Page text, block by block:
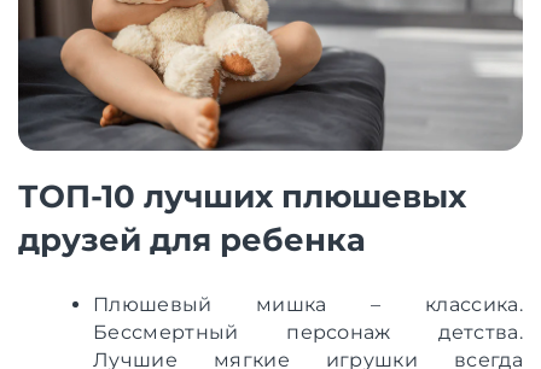
ТОП-10 лучших плюшевых
друзей для ребенка
Плюшевый мишка – классика.
Бессмертный персонаж детства.
Лучшие мягкие игрушки всегда